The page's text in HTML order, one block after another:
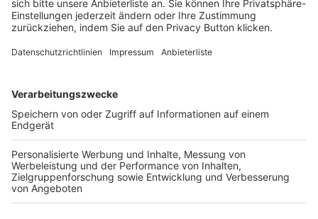
FOLGE DEM BFV
TOP-VEREINE
TOP-PARTNER